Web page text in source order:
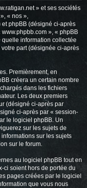
» et ses sociétés
« nos »,
et phpBB (désigné ci-après
», « phpBB
quelle information collectée
part (désignée ci-après
Premièrement, en
créera un certain nombre
dans les fichiers
Les deux premiers
(désigné ci-après par
ci-après par « session-
le logiciel phpBB. Un
sur les sujets de
sur les sujets
sur le forum.
au logiciel phpBB tout en
ci soient hors de portée du
pages créées par le logiciel
que vous nous